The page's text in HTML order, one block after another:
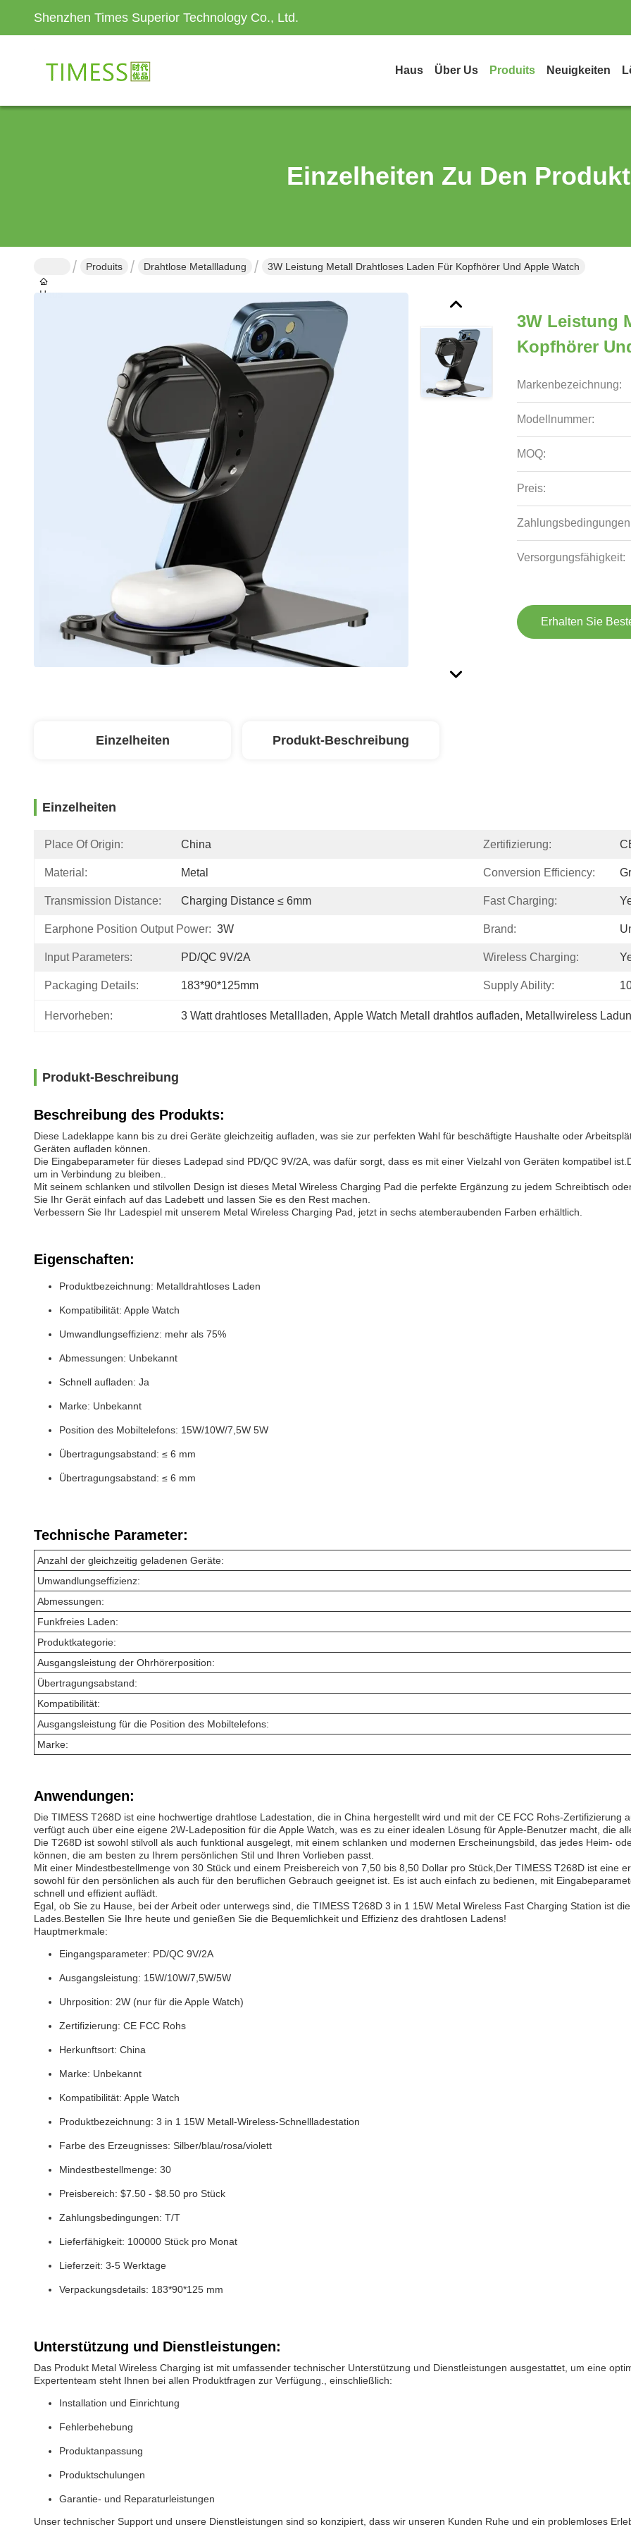
Shenzhen Times Superior Technology Co., Ltd.
Haus Über Us Produits Neuigkeiten
Einzelheiten Zu Den
Haus
Produits Drahtlose Metallladung 3W Leistung Metall Drahtloses Laden Für Kopfhörer Und Apple Watch
3W Leistung
Kopfhörer
Markenbezeichnung:
Modellnummer:
MOQ:
Preis:
Versorgungsfähigkeit:
Erhalten Sie
Einzelheiten Produkt-Beschreibung
Einzelheiten
Place Of Origin: China Zertifizierung:
Material: Metal Conversion Efficiency:
Transmission Distance: Charging Distance ≤ 6mm Fast Charging:
Earphone Position Output Power: 3W Brand:
Input Parameters: PD/QC 9V/2A Wireless Charging:
Packaging Details: 183*90*125mm Supply Ability:
Hervorheben: 3 Watt drahtloses Metallladen, Apple Watch Metall drahtlos aufladen, Metallwireless
Produkt-Beschreibung
Beschreibung des Produkts:
Diese Ladeklappe kann bis zu drei Geräte gleichzeitig aufladen, was sie zur perfekten Wahl für beschäftigte Haushalte oder
Geräten aufladen können.
Die Eingabeparameter für dieses Ladepad sind PD/QC 9V/2A, was dafür sorgt, dass es mit einer Vielzahl von Geräten kompatibel
um in Verbindung zu bleiben..
Mit seinem schlanken und stilvollen Design ist dieses Metal Wireless Charging Pad die perfekte Ergänzung zu jedem Schreibtisch
Sie Ihr Gerät einfach auf das Ladebett und lassen Sie es den Rest machen.
Verbessern Sie Ihr Ladespiel mit unserem Metal Wireless Charging Pad, jetzt in sechs atemberaubenden Farben erhältlich.
Eigenschaften:
Produktbezeichnung: Metalldrahtloses Laden
Kompatibilität: Apple Watch
Umwandlungseffizienz: mehr als 75%
Abmessungen: Unbekannt
Schnell aufladen: Ja
Marke: Unbekannt
Position des Mobiltelefons: 15W/10W/7,5W 5W
Übertragungsabstand: ≤ 6 mm
Übertragungsabstand: ≤ 6 mm
Technische Parameter:
Anzahl der gleichzeitig geladenen Geräte:
Umwandlungseffizienz:
Abmessungen:
Funkfreies Laden:
Produktkategorie:
Ausgangsleistung der Ohrhörerposition:
Übertragungsabstand:
Kompatibilität:
Ausgangsleistung für die Position des Mobiltelefons:
Marke:
Anwendungen:
Die TIMESS T268D ist eine hochwertige drahtlose Ladestation, die in China hergestellt wird und mit der CE FCC Rohs-Zertifizierung
verfügt auch über eine eigene 2W-Ladeposition für die Apple Watch, was es zu einer idealen Lösung für Apple-Benutzer macht, die
Die T268D ist sowohl stilvoll als auch funktional ausgelegt, mit einem schlanken und modernen Erscheinungsbild, das jedes Heim-
können, die am besten zu Ihrem persönlichen Stil und Ihren Vorlieben passt.
Mit einer Mindestbestellmenge von 30 Stück und einem Preisbereich von 7,50 bis 8,50 Dollar pro Stück,Der TIMESS T268D ist eine
sowohl für den persönlichen als auch für den beruflichen Gebrauch geeignet ist. Es ist auch einfach zu bedienen, mit
schnell und effizient auflädt.
Egal, ob Sie zu Hause, bei der Arbeit oder unterwegs sind, die TIMESS T268D 3 in 1 15W Metal Wireless Fast Charging Station ist
Lades.Bestellen Sie Ihre heute und genießen Sie die Bequemlichkeit und Effizienz des drahtlosen Ladens!
Hauptmerkmale:
Eingangsparameter: PD/QC 9V/2A
Ausgangsleistung: 15W/10W/7,5W/5W
Uhrposition: 2W (nur für die Apple Watch)
Zertifizierung: CE FCC Rohs
Herkunftsort: China
Marke: Unbekannt
Kompatibilität: Apple Watch
Produktbezeichnung: 3 in 1 15W Metall-Wireless-Schnellladestation
Farbe des Erzeugnisses: Silber/blau/rosa/violett
Mindestbestellmenge: 30
Preisbereich: $7.50 - $8.50 pro Stück
Zahlungsbedingungen: T/T
Lieferfähigkeit: 100000 Stück pro Monat
Lieferzeit: 3-5 Werktage
Verpackungsdetails: 183*90*125 mm
Unterstützung und Dienstleistungen:
Das Produkt Metal Wireless Charging ist mit umfassender technischer Unterstützung und Dienstleistungen ausgestattet, um eine
Expertenteam steht Ihnen bei allen Produktfragen zur Verfügung., einschließlich:
Installation und Einrichtung
Fehlerbehebung
Produktanpassung
Produktschulungen
Garantie- und Reparaturleistungen
Unser technischer Support und unsere Dienstleistungen sind so konzipiert, dass wir unseren Kunden Ruhe und ein problemloses